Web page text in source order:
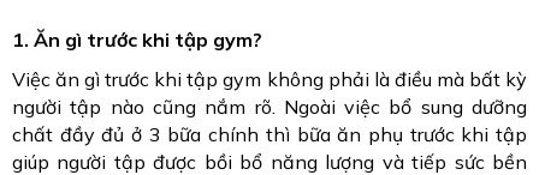
1. Ăn gì trước khi tập gym?
Việc ăn gì trước khi tập gym không phải là điều mà bất kỳ
người tập nào cũng nắm rõ. Ngoài việc bổ sung dưỡng
chất đầy đủ ở 3 bữa chính thì bữa ăn phụ trước khi tập
giúp người tập được bồi bổ năng lượng và tiếp sức bền